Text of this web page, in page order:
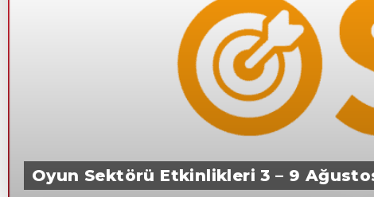
Oyun Sektörü Etkinlikleri 3 – 9
3 AĞUSTOS 2026